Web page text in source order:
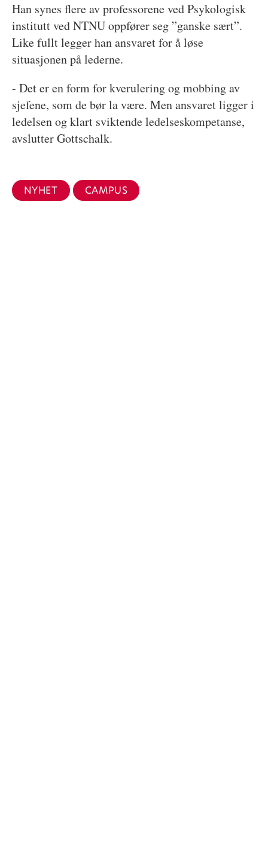
Han synes flere av professorene ved Psykologisk
institutt ved NTNU oppfører seg ”ganske sært”.
Like fullt legger han ansvaret for å løse
situasjonen på lederne.
- Det er en form for kverulering og mobbing av
sjefene, som de bør la være. Men ansvaret ligger i
ledelsen og klart sviktende ledelseskompetanse,
avslutter Gottschalk.
NYHET CAMPUS